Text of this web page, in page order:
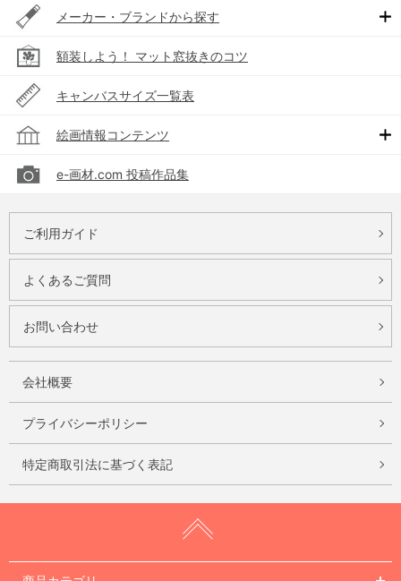
メーカー・ブランドから探す
額装しよう！ マット窓抜きのコツ
キャンバスサイズ一覧表
絵画情報コンテンツ
e-画材.com 投稿作品集
ご利用ガイド
よくあるご質問
お問い合わせ
会社概要
プライバシーポリシー
特定商取引法に基づく表記